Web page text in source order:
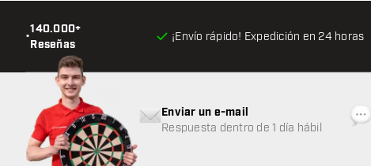
•
140.000+
Reseñas
¡Envío rápido! Expedición en 24 horas
Enviar un e-mail
Respuesta dentro de 1 día hábil